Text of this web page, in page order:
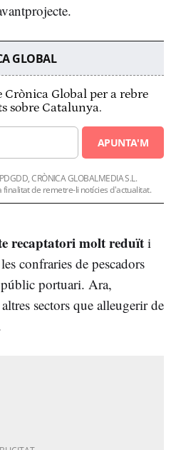
GLOBAL
Global per a rebre
sobre Catalunya.
APUNTA'M
CRÒNICA GLOBALMEDIA S.L.
de remetre-li notícies d'actualitat.
recaptatori molt reduït i
confraries de pescadors
portuari. Ara,
sectors que alleugerir de